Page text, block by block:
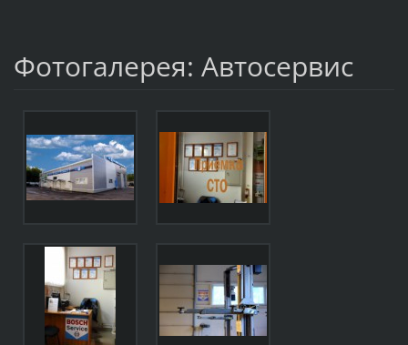
Фотогалерея: Автосервис